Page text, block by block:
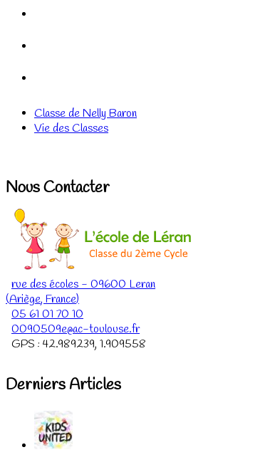
Classe de Nelly Baron
Vie des Classes
Nous Contacter
rue des écoles - 09600 Leran
(Ariège, France)
05 61 01 70 10
0090509e@ac-toulouse.fr
GPS : 42.989239, 1.909558
Derniers Articles